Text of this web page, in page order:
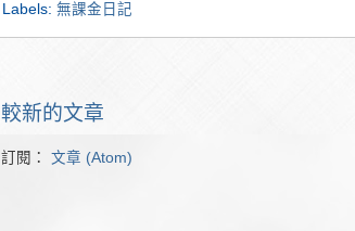
Labels: 無課金日記
較新的文章
訂閱： 文章 (Atom)